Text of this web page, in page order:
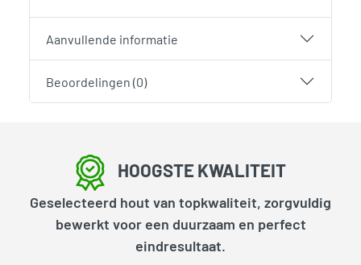
Aanvullende informatie
Beoordelingen (0)
HOOGSTE KWALITEIT
Geselecteerd hout van topkwaliteit, zorgvuldig
bewerkt voor een duurzaam en perfect
eindresultaat.